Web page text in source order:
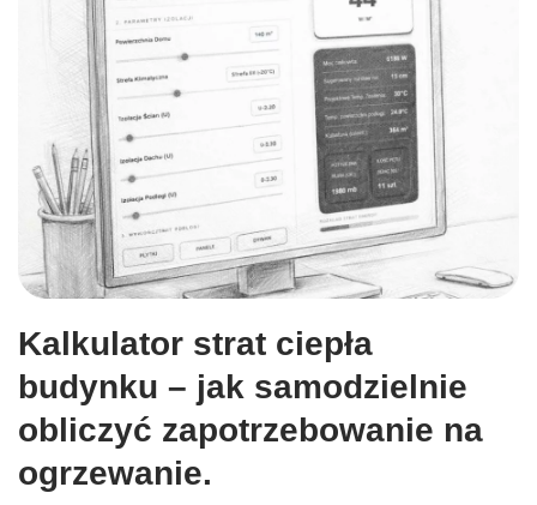
Kalkulator strat ciepła
budynku – jak samodzielnie
obliczyć zapotrzebowanie na
ogrzewanie.